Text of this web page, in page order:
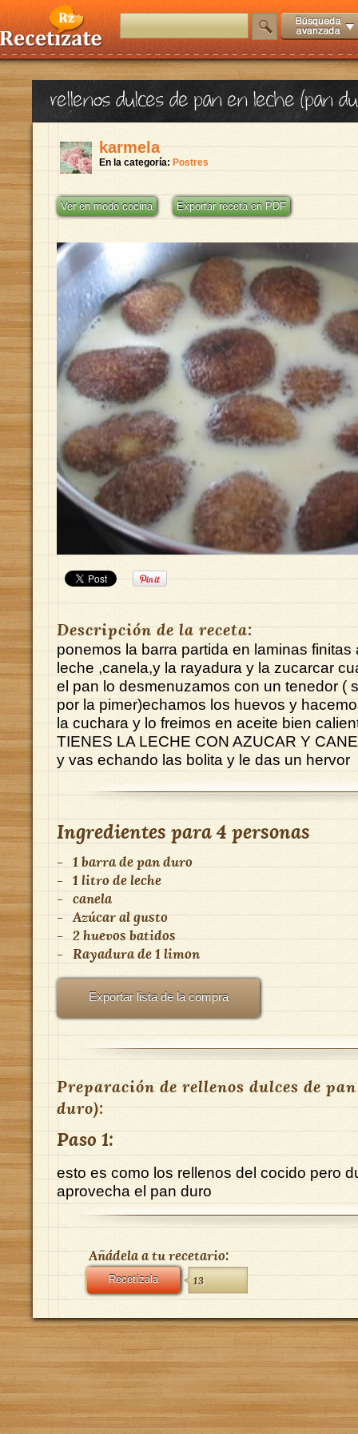
rellenos dulces de pan en leche (pan
karmela
En la categoría: Postres
Ver en modo cocina Exportar receta en PDF
Descripción de la receta:
ponemos la barra partida en laminas finitas
leche ,canela,y la rayadura y la zucarcar
el pan lo desmenuzamos con un tenedor (
por la pimer)echamos los huevos y
la cuchara y lo freimos en aceite bien
TIENES LA LECHE CON AZUCAR Y
y vas echando las bolita y le das un hervor
Ingredientes para4 personas
- 1 barra de pan duro
- 1 litro de leche
- canela
- Azúcar al gusto
- 2 huevos batidos
- Rayadura de 1 limon
Exportar lista de la compra
Preparación de rellenos dulces de
duro):
Paso 1:
esto es como los rellenos del cocido pero
aprovecha el pan duro
Añádela a tu recetario:
Recetízala 13